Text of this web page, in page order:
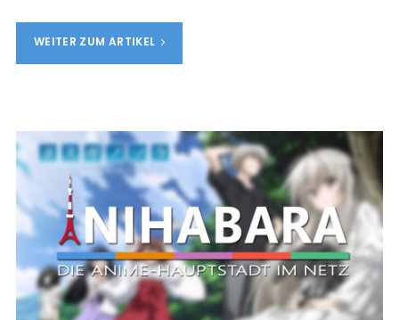
WEITER ZUM ARTIKEL